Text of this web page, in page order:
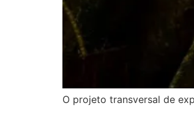
O projeto transversal de